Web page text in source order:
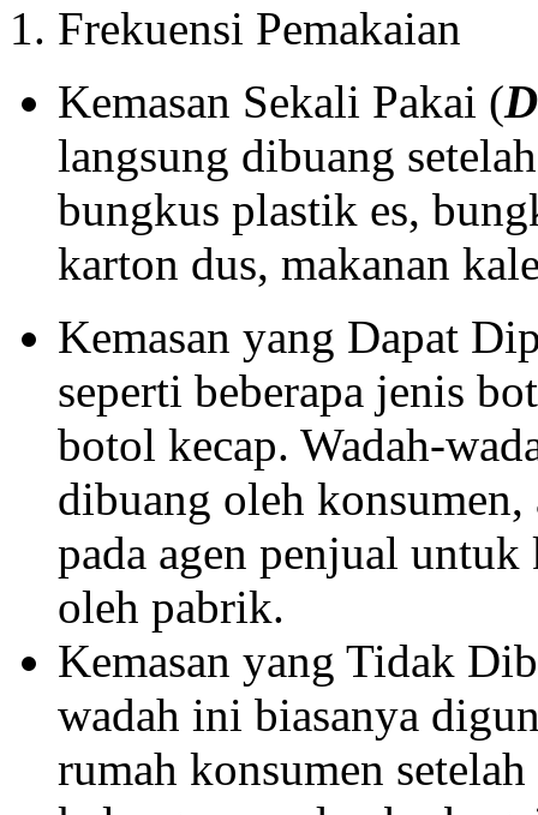
1. Frekuensi Pemakaian
Kemasan Sekali Pakai (
langsung dibuang
bungkus plastik es,
karton dus, makanan
Kemasan yang Dapat
seperti beberapa jenis
botol kecap. Wadah-
dibuang oleh
pada agen penjual
oleh pabrik.
Kemasan yang Tidak
wadah ini biasanya
rumah konsumen